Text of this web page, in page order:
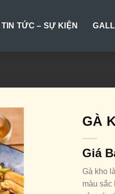
TIN TỨC – SỰ KIỆN
GÀ
Giá
Gà kho
màu sắc